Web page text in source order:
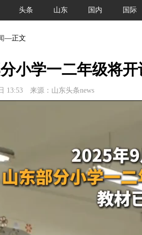
头条 山东 国内 国际
—正文
小学一二年级将
13:53 来源：山东头条news